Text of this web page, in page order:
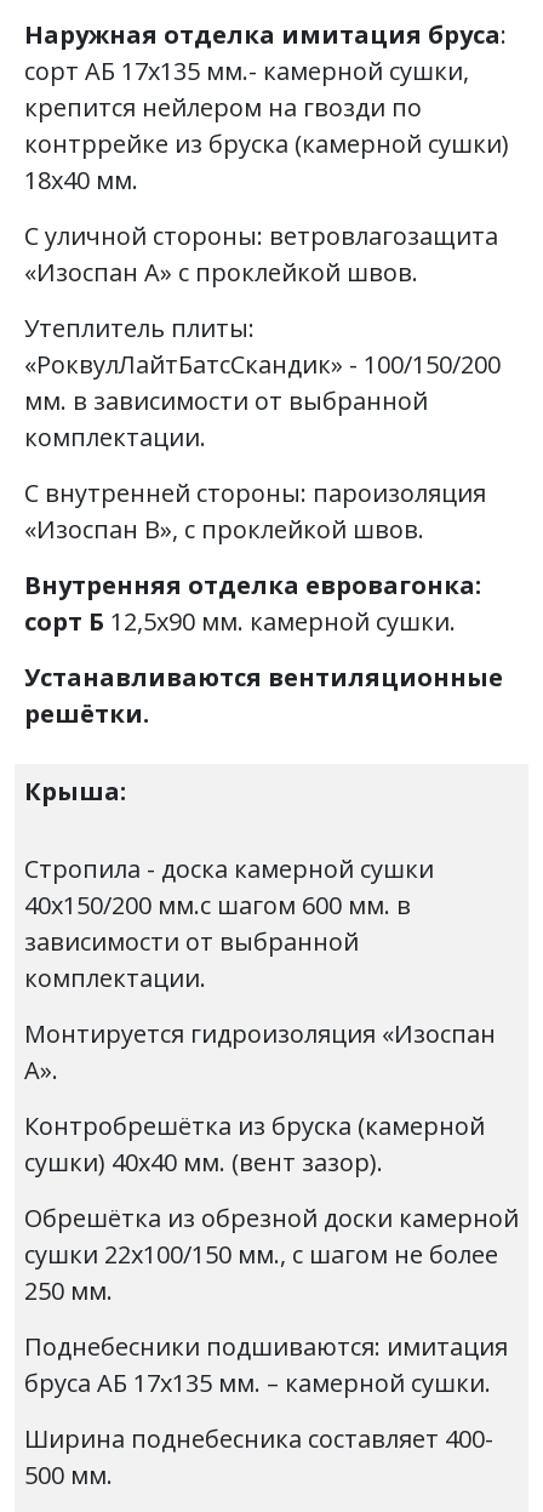
Наружная отделка имитация бруса:
сорт АБ 17х135 мм.- камерной сушки,
крепится нейлером на гвозди по
контррейке из бруска (камерной сушки)
18х40 мм.
С уличной стороны: ветровлагозащита
«Изоспан А» с проклейкой швов.
Утеплитель плиты:
«РоквулЛайтБатсСкандик» - 100/150/200
мм. в зависимости от выбранной
комплектации.
С внутренней стороны: пароизоляция
«Изоспан В», с проклейкой швов.
Внутренняя отделка евровагонка:
сорт Б 12,5х90 мм. камерной сушки.
Устанавливаются вентиляционные
решётки.
Крыша:
Стропила - доска камерной сушки
40х150/200 мм.с шагом 600 мм. в
зависимости от выбранной
комплектации.
Монтируется гидроизоляция «Изоспан
А».
Контробрешётка из бруска (камерной
сушки) 40х40 мм. (вент зазор).
Обрешётка из обрезной доски камерной
сушки 22х100/150 мм., с шагом не более
250 мм.
Поднебесники подшиваются: имитация
бруса АБ 17х135 мм. – камерной сушки.
Ширина поднебесника составляет 400-
500 мм.